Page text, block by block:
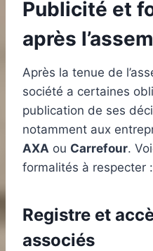
Publicité et
après
Après la tenue de
société a certaines
publication de ses
notamment aux
AXA ou Carrefour.
formalités à respecter :
Registre et
associés